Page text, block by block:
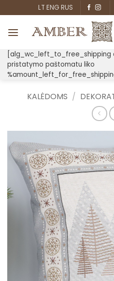
to
content
LT ENG RUS
[alg_wc_left_to_free_shipping
pristatymo paštomatu liko
KALĖDOMS /